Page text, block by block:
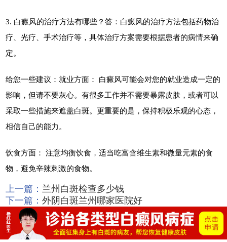
3. 白癜风的治疗方法有哪些？答：白癜风的治疗方法包括药物治
疗、光疗、手术治疗等，具体治疗方案需要根据患者的病情来确
定。
给您一些建议：就业方面： 白癜风可能会对您的就业造成一定的
影响，但请不要灰心。有很多工作并不需要暴露皮肤，或者可以
采取一些措施来遮盖白斑。更重要的是，保持积极乐观的心态，
相信自己的能力。
饮食方面： 注意均衡饮食，适当吃富含维生素和微量元素的食
物，避免辛辣刺激的食物。
上一篇： 兰州白斑检查多少钱
下一篇：外阴白斑兰州哪家医院好